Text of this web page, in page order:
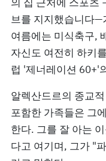
브를 지지했습니다—
여름에는 미식축구,
자신도 여전히 하키
럽 '제너레이션 60+'
알렉산드르의 종교
포함한 가족들은 그
한다. 그를 잘 아는
다고 여기며, 그가 "